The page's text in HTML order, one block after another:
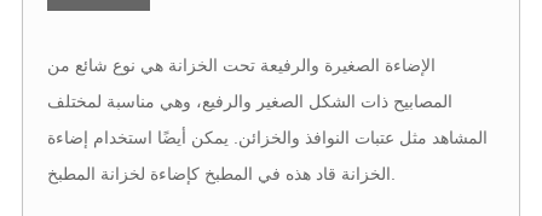
الإضاءة الصغيرة والرفيعة تحت الخزانة هي نوع شائع من
المصابيح ذات الشكل الصغير والرفيع، وهي مناسبة لمختلف
المشاهد مثل عتبات النوافذ والخزائن. يمكن أيضًا استخدام إضاءة